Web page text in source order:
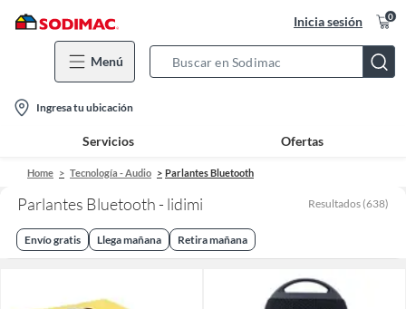
Inicia sesión 0
Menú
Bar
location-
icon
Ingresa tu ubicación
Servicios Ofertas
Home Tecnología - Audio Parlantes Bluetooth
Parlantes Bluetooth - lidimi Resultados (638)
Envío gratis Llega mañana Retira mañana